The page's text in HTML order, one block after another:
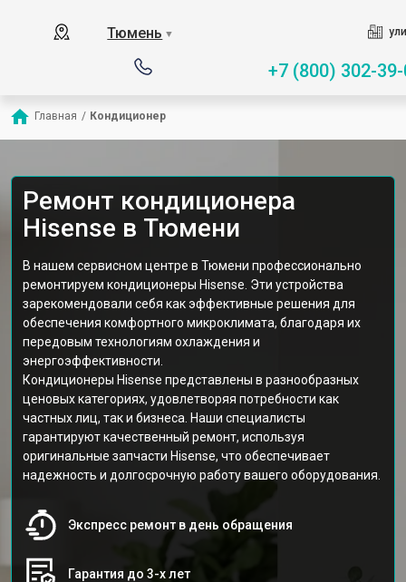
Тюмень ▼
+7 (800) 302-
Главная / Кондиционер
Ремонт кондиционера
Hisense в Тюмени
В нашем сервисном центре в Тюмени профессионально
ремонтируем кондиционеры Hisense. Эти устройства
зарекомендовали себя как эффективные решения для
обеспечения комфортного микроклимата, благодаря их
передовым технологиям охлаждения и
энергоэффективности.
Кондиционеры Hisense представлены в разнообразных
ценовых категориях, удовлетворяя потребности как
частных лиц, так и бизнеса. Наши специалисты
гарантируют качественный ремонт, используя
оригинальные запчасти Hisense, что обеспечивает
надежность и долгосрочную работу вашего оборудования.
Экспресс ремонт в день обращения
Гарантия до 3-х лет